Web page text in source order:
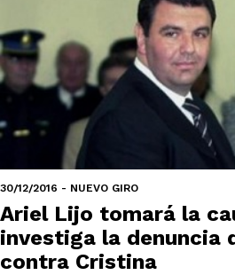
30/12/2016 - NUEVO GIRO
Ariel Lijo tomará la
investiga la denuncia
contra Cristina